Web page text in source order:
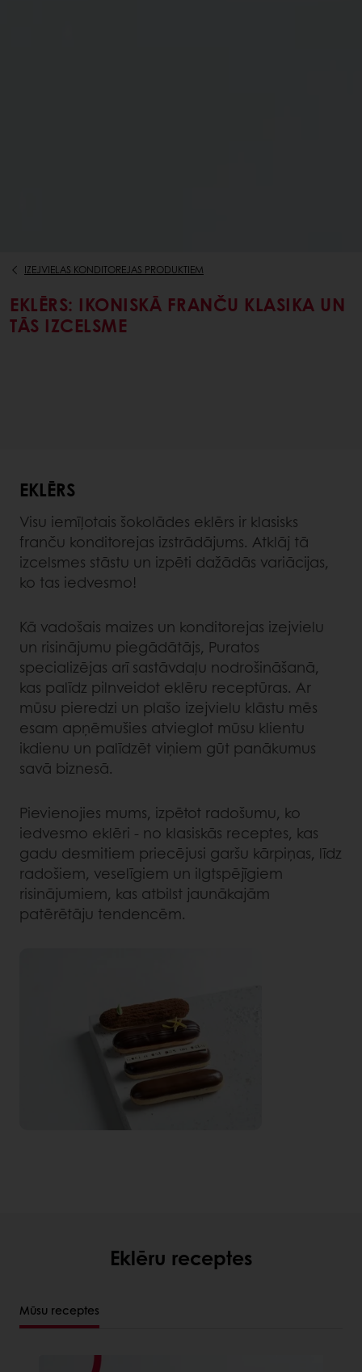
IZEJVIELAS KONDITOREJAS PRODUKTIEM
EKLĒRS: IKONISKĀ FRANČU KLASIKA UN
TĀS IZCELSME
EKLĒRS
Visu iemīļotais šokolādes eklērs ir klasisks
franču konditorejas izstrādājums. Atklāj tā
izcelsmes stāstu un izpēti dažādās variācijas,
ko tas iedvesmo!
Kā vadošais maizes un konditorejas izejvielu
un risinājumu piegādātājs, Puratos
specializējas arī sastāvdaļu nodrošināšanā,
kas palīdz pilnveidot eklēru receptūras. Ar
mūsu pieredzi un plašo izejvielu klāstu mēs
esam apņēmušies atvieglot mūsu klientu
ikdienu un palīdzēt viņiem gūt panākumus
savā biznesā.
Pievienojies mums, izpētot radošumu, ko
iedvesmo eklēri - no klasiskās receptes, kas
gadu desmitiem priecējusi garšu kārpiņas, līdz
radošiem, veselīgiem un ilgtspējīgiem
risinājumiem, kas atbilst jaunākajām
patērētāju tendencēm.
Eklēru receptes
Mūsu receptes